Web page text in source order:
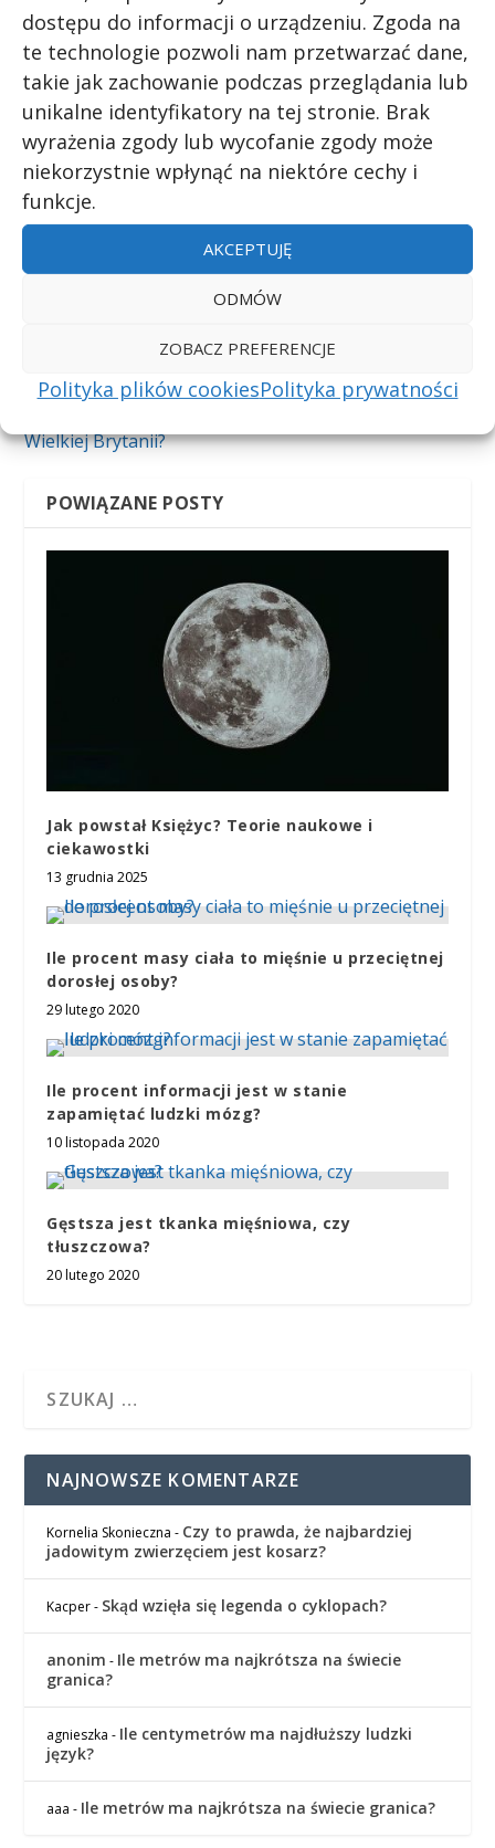
dostępu do informacji o urządzeniu. Zgoda na
te technologie pozwoli nam przetwarzać dane,
takie jak zachowanie podczas przeglądania lub
unikalne identyfikatory na tej stronie. Brak
wyrażenia zgody lub wycofanie zgody może
niekorzystnie wpłynąć na niektóre cechy i
funkcje.
AKCEPTUJĘ
ODMÓW
ZOBACZ PREFERENCJE
Polityka plików cookiesPolityka prywatności
UDZIAŁ:
nie pojawiła się na
Wielkiej Brytanii?
zajmująca się tematyką
POWIĄZANE POSTY
Jak powstał Księżyc? Teorie naukowe i
ciekawostki
13 grudnia 2025
Ile procent masy ciała to mięśnie u przeciętnej
dorosłej osoby?
29 lutego 2020
Ile procent informacji jest w stanie
zapamiętać ludzki mózg?
10 listopada 2020
Gęstsza jest tkanka mięśniowa, czy
tłuszczowa?
20 lutego 2020
NAJNOWSZE KOMENTARZE
Kornelia Skonieczna - Czy to prawda, że najbardziej
jadowitym zwierzęciem jest kosarz?
Kacper- Skąd wzięła się legenda o cyklopach?
anonim - Ile metrów ma najkrótsza na świecie
granica?
agnieszka - Ile centymetrów ma najdłuższy ludzki
język?
aaa - Ile metrów ma najkrótsza na świecie granica?